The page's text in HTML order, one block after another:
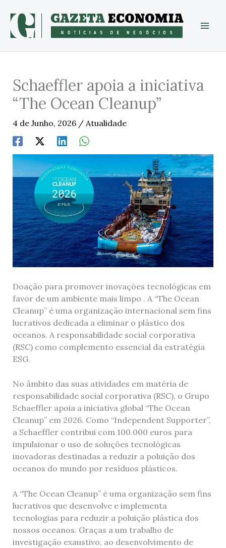
content
Schaeffler apoia a iniciativa
“The Ocean Cleanup”
4 de Junho, 2026 / Atualidade
Doação para promover inovações tecnológicas em
favor de um ambiente mais limpo . A “The Ocean
Cleanup” é uma organização internacional sem fins
lucrativos dedicada a eliminar o plástico dos
oceanos. A responsabilidade social corporativa
(RSC) como complemento essencial da estratégia
ESG.
No âmbito das suas atividades em matéria de
responsabilidade social corporativa (RSC), o Grupo
Schaeffler apoia a iniciativa global “The Ocean
Cleanup” em 2026. Como “Independent Supporter”,
a Schaeffler contribui com 100.000 euros para
impulsionar o uso de soluções tecnológicas
inovadoras destinadas a reduzir a poluição dos
oceanos do mundo por resíduos plásticos.
A “The Ocean Cleanup” é uma organização sem fins
lucrativos que desenvolve e implementa
tecnologias para reduzir a poluição plástica dos
nossos oceanos. Graças a um trabalho de
investigação exaustivo, ao desenvolvimento de